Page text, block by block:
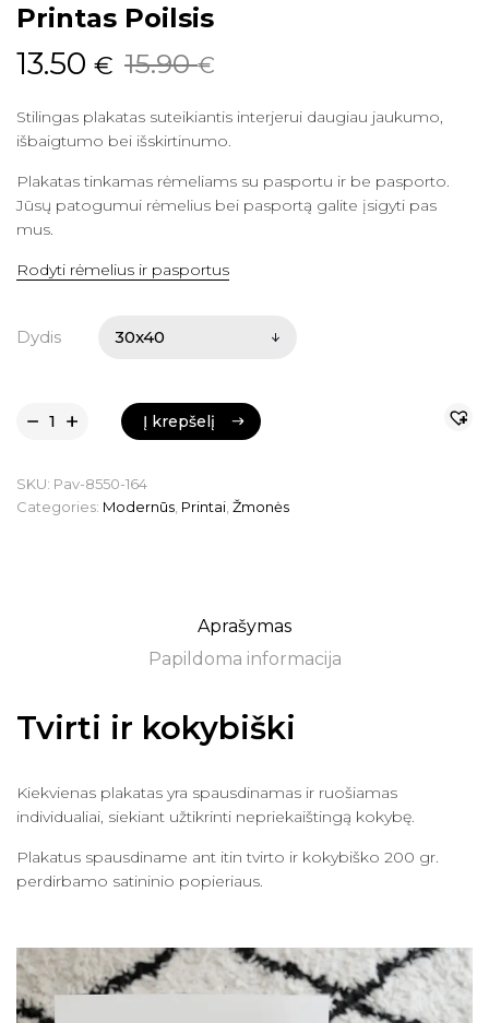
Printas Poilsis
15.90€
Original
was:
15.90 €.
13.50 €
Current
is:
13.50 €.
Stilingas plakatas suteikiantis interjerui daugiau jaukumo,
išbaigtumo bei išskirtinumo.
Plakatas tinkamas rėmeliams su pasportu ir be pasporto.
Jūsų patogumui rėmelius bei pasportą galite įsigyti pas
mus.
Rodyti rėmelius ir pasportus
Dydis
Į krepšelį
Į krepšelį
SKU: Pav-8550-164
Categories: Modernūs Printai Žmonės
Aprašymas
Papildoma informacija
Tvirti ir kokybiški
Kiekvienas plakatas yra spausdinamas ir ruošiamas
individualiai, siekiant užtikrinti nepriekaištingą kokybę.
Plakatus spausdiname ant itin tvirto ir kokybiško 200 gr.
perdirbamo satininio popieriaus.